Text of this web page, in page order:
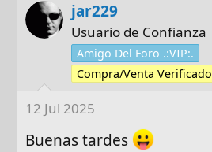
jar229
Usuario de Confianza
Amigo Del Foro .:VIP:.
Compra/Venta Verificado
12 Jul 2025
Buenas tardes